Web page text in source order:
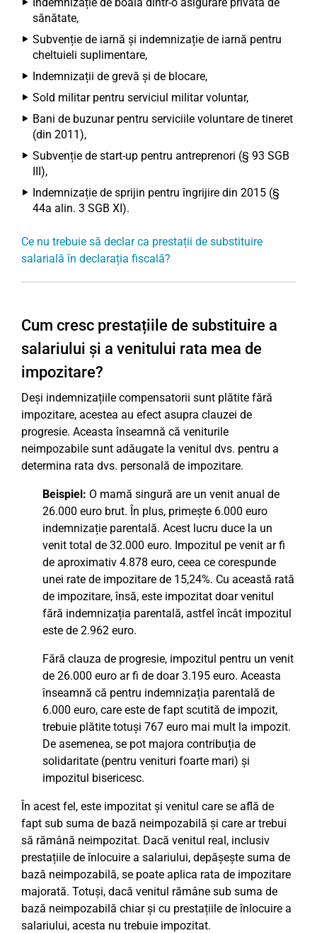
sănătate,
Subvenție de iarnă și indemnizație de iarnă pentru
cheltuieli suplimentare,
Indemnizații de grevă și de blocare,
Sold militar pentru serviciul militar voluntar,
Bani de buzunar pentru serviciile voluntare de tineret
(din 2011),
Subvenție de start-up pentru antreprenori (§ 93 SGB
III),
Indemnizație de sprijin pentru îngrijire din 2015 (§
44a alin. 3 SGB XI).
Ce nu trebuie să declar ca prestații de substituire
salarială în declarația fiscală?
Cum cresc prestațiile de substituire a
salariului și a venitului rata mea de
impozitare?
Deși indemnizațiile compensatorii sunt plătite fără
impozitare, acestea au efect asupra clauzei de
progresie. Aceasta înseamnă că veniturile
neimpozabile sunt adăugate la venitul dvs. pentru a
determina rata dvs. personală de impozitare.
Beispiel: O mamă singură are un venit anual de
26.000 euro brut. În plus, primește 6.000 euro
indemnizație parentală. Acest lucru duce la un
venit total de 32.000 euro. Impozitul pe venit ar fi
de aproximativ 4.878 euro, ceea ce corespunde
unei rate de impozitare de 15,24%. Cu această rată
de impozitare, însă, este impozitat doar venitul
fără indemnizația parentală, astfel încât impozitul
este de 2.962 euro.
Fără clauza de progresie, impozitul pentru un venit
de 26.000 euro ar fi de doar 3.195 euro. Aceasta
înseamnă că pentru indemnizația parentală de
6.000 euro, care este de fapt scutită de impozit,
trebuie plătite totuși 767 euro mai mult la impozit.
De asemenea, se pot majora contribuția de
solidaritate (pentru venituri foarte mari) și
impozitul bisericesc.
În acest fel, este impozitat și venitul care se află de
fapt sub suma de bază neimpozabilă și care ar trebui
să rămână neimpozitat. Dacă venitul real, inclusiv
prestațiile de înlocuire a salariului, depășește suma de
bază neimpozabilă, se poate aplica rata de impozitare
majorată. Totuși, dacă venitul rămâne sub suma de
bază neimpozabilă chiar și cu prestațiile de înlocuire a
salariului, acesta nu trebuie impozitat.